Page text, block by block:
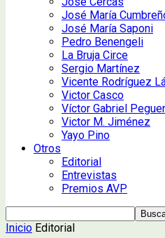
José María
José María Saponi
Pedro Benengeli
La Bruja Circe
Sergio Martínez
Vicente Rodríguez
Victor Casco
Víctor Gabriel
Victor M. Jiménez
Yayo Pino
Otros
Editorial
Entrevistas
Premios AVP
Inicio Editorial